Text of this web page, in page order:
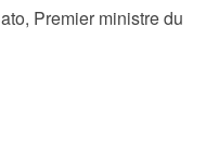
Premier ministre du